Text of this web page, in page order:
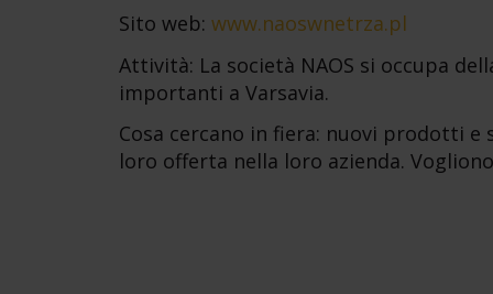
Sito web: www.naoswnetrza.pl
Attività: La società NAOS si occupa
importanti a Varsavia.
Cosa cercano in fiera: nuovi prodotti
loro offerta nella loro azienda.